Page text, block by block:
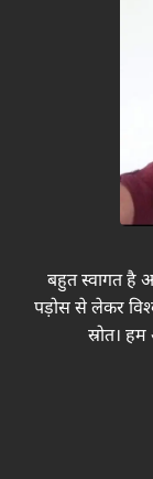
बहुत स्वागत है
पड़ोस से लेकर
स्रोत।